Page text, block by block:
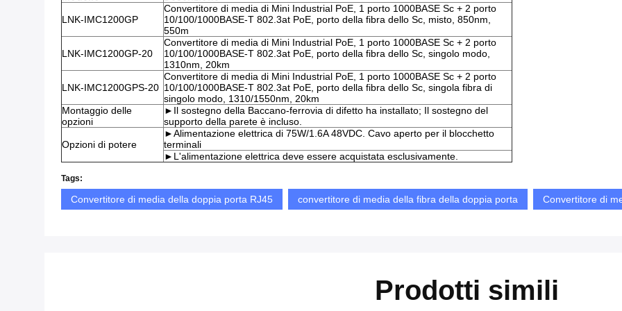
LNK-IMC1200GP
Convertitore di media di Mini Industrial PoE, 1 porto 1000BASE Sc + 2 porto
10/100/1000BASE-T 802.3at PoE, porto della fibra dello Sc, misto, 850nm,
550m
LNK-IMC1200GP-20
Convertitore di media di Mini Industrial PoE, 1 porto 1000BASE Sc + 2 porto
10/100/1000BASE-T 802.3at PoE, porto della fibra dello Sc, singolo modo,
1310nm, 20km
LNK-IMC1200GPS-20
Convertitore di media di Mini Industrial PoE, 1 porto 1000BASE Sc + 2 porto
10/100/1000BASE-T 802.3at PoE, porto della fibra dello Sc, singola fibra di
singolo modo, 1310/1550nm, 20km
Montaggio delle
opzioni
►Il sostegno della Baccano-ferrovia di difetto ha installato; Il sostegno del
supporto della parete è incluso.
Opzioni di potere
►Alimentazione elettrica di 75W/1.6A 48VDC. Cavo aperto per il blocchetto
terminali
►L'alimentazione elettrica deve essere acquistata esclusivamente.
Tags:
Convertitore di media della doppia porta RJ45 convertitore di media della fibra della doppia porta Convertitore di
Prodotti simili